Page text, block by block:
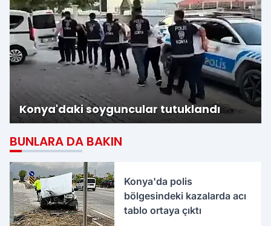
Konya'daki soyguncular tutuklandı
BUNLARA DA BAKIN
Konya'da polis
bölgesindeki kazalarda acı
tablo ortaya çıktı